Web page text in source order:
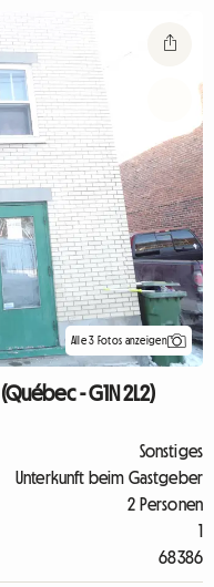
Alle 3 Fotos anzeigen
- G1N 2L2)
Sonstiges
Unterkunft beim Gastgeber
2 Personen
1
68386